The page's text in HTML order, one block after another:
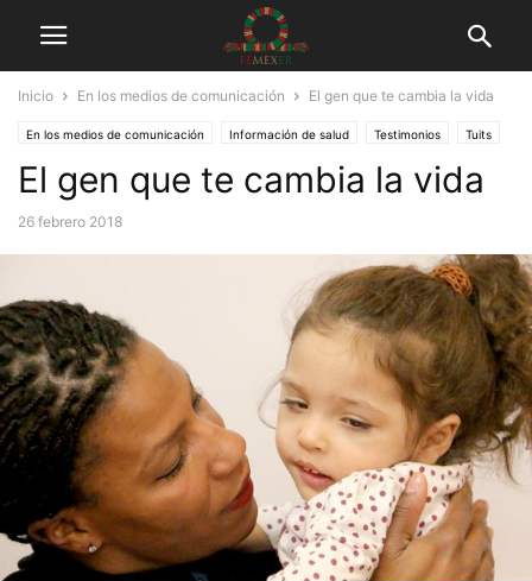
Inicio En los medios de comunicación El gen que te cambia la vida
En los medios de comunicación Información de salud Testimonios Tuits
El gen que te cambia la vida
26 febrero 2018